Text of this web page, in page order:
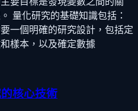
量化研究的基礎知識包括：
一個明確的研究設計，包括定
樣本，以及確定數據
核心技術